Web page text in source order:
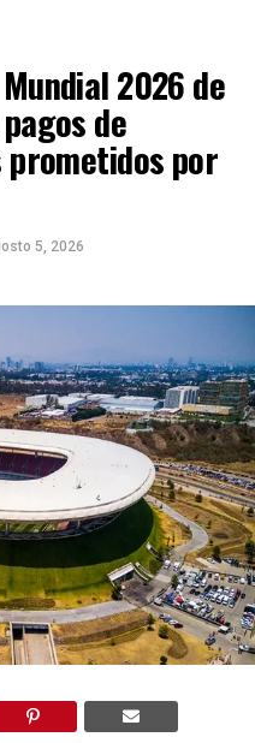
2026 de
de
por
5, 2026